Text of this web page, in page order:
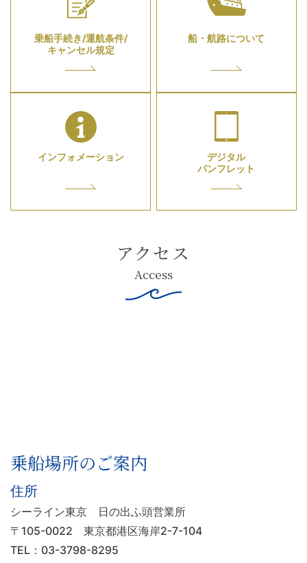
乗船手続き/運航条件/
キャンセル規定
船・航路について
インフォメーション
デジタル
パンフレット
アクセス
Access
乗船場所のご案内
住所
シーライン東京 日の出ふ頭営業所
〒105-0022 東京都港区海岸2-7-104
TEL：03-3798-8295